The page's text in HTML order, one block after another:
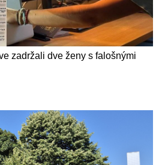
zadržali dve ženy s falošnými